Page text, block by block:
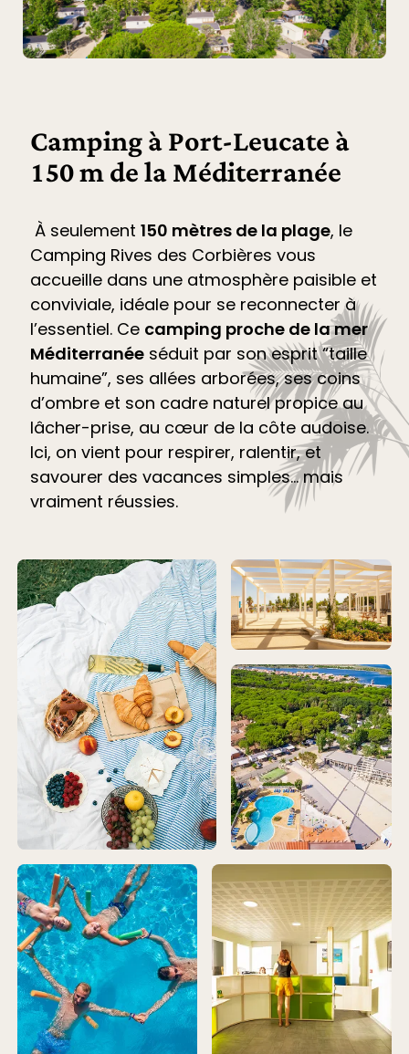
Camping à Port-Leucate à
150 m de la Méditerranée
À seulement150 mètres de la plage, le
Camping Rives des Corbières vous
accueille dans une atmosphère paisible et
conviviale, idéale pour se reconnecter à
l’essentiel. Ce camping proche de la mer
Méditerranée séduit par son esprit “taille
humaine”, ses allées arborées, ses coins
d’ombre et son cadre naturel propice au
lâcher-prise, au cœur de la côte audoise.
Ici, on vient pour respirer, ralentir, et
savourer des vacances simples… mais
vraiment réussies.